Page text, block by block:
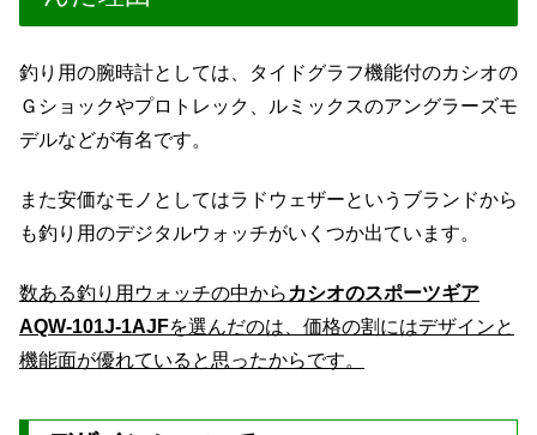
釣り用の腕時計としては、タイドグラフ機能付のカシオの
Ｇショックやプロトレック、ルミックスのアングラーズモ
デルなどが有名です。
また安価なモノとしてはラドウェザーというブランドから
も釣り用のデジタルウォッチがいくつか出ています。
数ある釣り用ウォッチの中から カシオのスポーツギア
AQW-101J-1AJFを選んだのは、価格の割にはデザインと
機能面が優れていると思ったからです。